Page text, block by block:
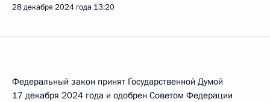
28 декабря 2024 года 13:20
Федеральный закон принят Государственной Думой
17 декабря 2024 года и одобрен Советом Федерации